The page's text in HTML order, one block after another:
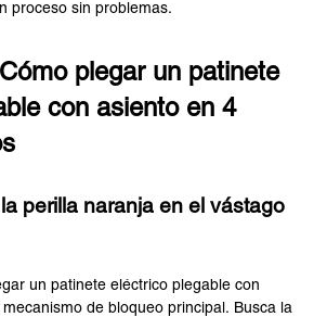
proceso sin problemas.
plegar un patinete
con asiento en 4
perilla naranja en el vástago
un patinete eléctrico plegable con
de bloqueo principal. Busca la